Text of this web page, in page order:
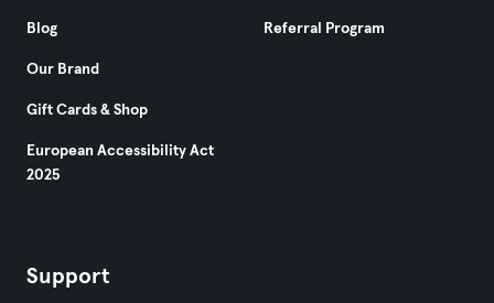
Blog
Our Brand
Gift Cards & Shop
European Accessibility Act
2025
Referral Program
Support